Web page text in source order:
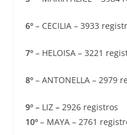
6º– CECILIA – 3933
7º– HELOISA – 3221
8º– ANTONELLA – 2979
9º–LIZ– 2926 registros
10º– MAYA – 2761